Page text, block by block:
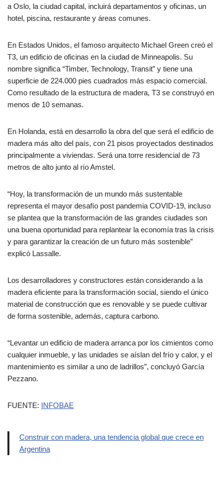
a Oslo, la ciudad capital, incluirá departamentos y oficinas, un
hotel, piscina, restaurante y áreas comunes.
En Estados Unidos, el famoso arquitecto Michael Green creó el
T3, un edificio de oficinas en la ciudad de Minneapolis. Su
nombre significa “Timber, Technology, Transit” y tiene una
superficie de 224.000 pies cuadrados más espacio comercial.
Como resultado de la estructura de madera, T3 se construyó en
menos de 10 semanas.
En Holanda, está en desarrollo la obra del que será el edificio de
madera más alto del país, con 21 pisos proyectados destinados
principalmente a viviendas. Será una torre residencial de 73
metros de alto junto al río Amstel.
“Hoy, la transformación de un mundo más sustentable
representa el mayor desafío post pandemia COVID-19, incluso
se plantea que la transformación de las grandes ciudades son
una buena oportunidad para replantear la economía tras la crisis
y para garantizar la creación de un futuro más sostenible”
explicó Lassalle.
Los desarrolladores y constructores están considerando a la
madera eficiente para la transformación social, siendo el único
material de construcción que es renovable y se puede cultivar
de forma sostenible, además, captura carbono.
“Levantar un edificio de madera arranca por los cimientos como
cualquier inmueble, y las unidades se aíslan del frío y calor, y el
mantenimiento es similar a uno de ladrillos”, concluyó García
Pezzano.
FUENTE: INFOBAE
Construir con madera, una tendencia global que crece en
Argentina